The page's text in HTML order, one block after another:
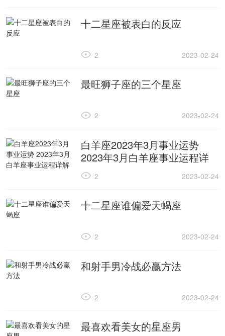
十二星座被表白的反应
2023-02-24
2
最旺狮子座的三个星座
2023-02-24
2
白羊座2023年3月事业运势
2023年3月白羊座事业运程详
解
2023-02-24
2
十二星座谁偏爱天蝎座
2023-02-24
2
和射手男冷战必赢方法
2023-02-24
2
最喜欢看美女的星座男